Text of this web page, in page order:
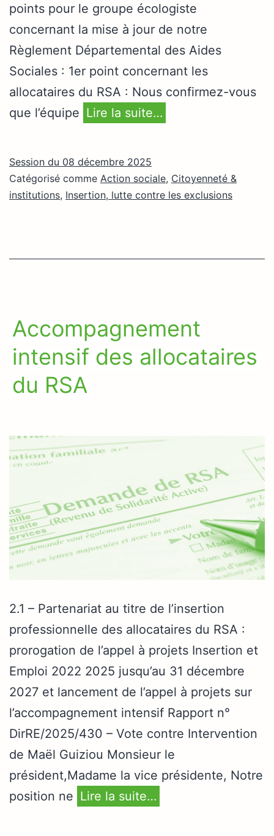
points pour le groupe écologiste
concernant la mise à jour de notre
Règlement Départemental des Aides
Sociales : 1er point concernant les
allocataires du RSA : Nous confirmez-vous
que l’équipe Lire la suite…
Session du 08 décembre 2025
Catégorisé comme Action sociale, Citoyenneté &
institutions, Insertion, lutte contre les exclusions
Accompagnement
intensif des allocataires
du RSA
2.1 – Partenariat au titre de l’insertion
professionnelle des allocataires du RSA :
prorogation de l’appel à projets Insertion et
Emploi 2022 2025 jusqu’au 31 décembre
2027 et lancement de l’appel à projets sur
l’accompagnement intensif Rapport n°
DirRE/2025/430 – Vote contre Intervention
de Maël Guiziou Monsieur le
président,Madame la vice présidente, Notre
position ne Lire la suite…